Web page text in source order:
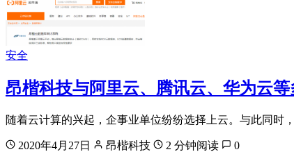
安全
昂楷科技与阿里云、腾讯云、华为云
随着云计算的兴起，企事业单位纷纷选择上云。与此同
2020年4月27日 昂楷科技 2 分钟阅读 0